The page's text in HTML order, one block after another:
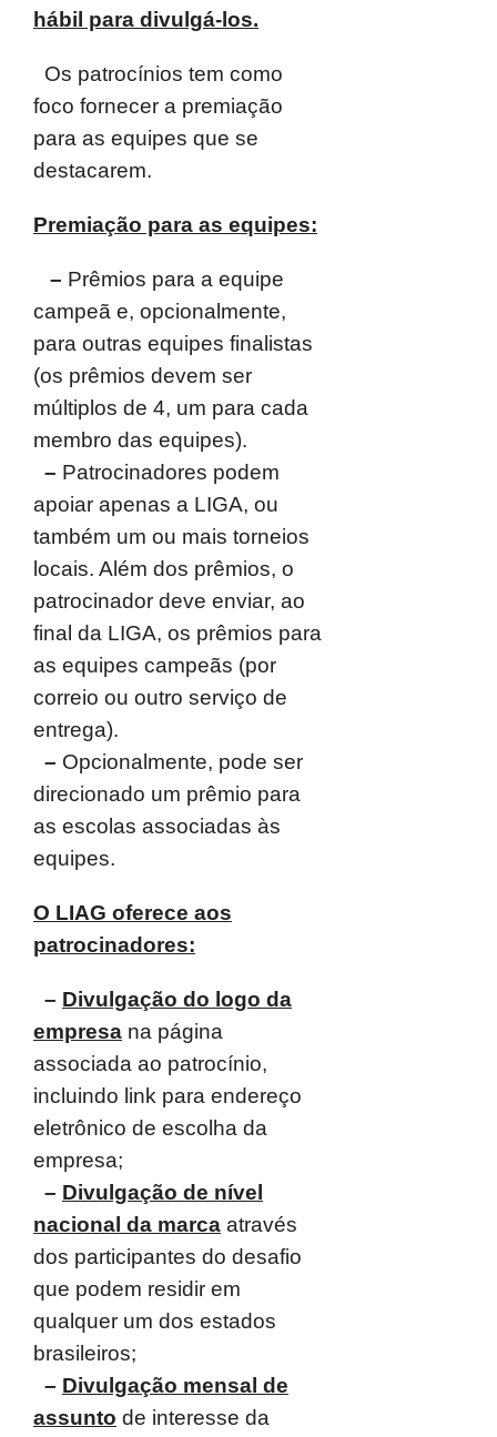
hábil para divulgá-los.
Os patrocínios tem como
foco fornecer a premiação
para as equipes que se
destacarem.
Premiação para as equipes:
– Prêmios para a equipe
campeã e, opcionalmente,
para outras equipes finalistas
(os prêmios devem ser
múltiplos de 4, um para cada
membro das equipes).
– Patrocinadores podem
apoiar apenas a LIGA, ou
também um ou mais torneios
locais. Além dos prêmios, o
patrocinador deve enviar, ao
final da LIGA, os prêmios para
as equipes campeãs (por
correio ou outro serviço de
entrega).
– Opcionalmente, pode ser
direcionado um prêmio para
as escolas associadas às
equipes.
O LIAG oferece aos
patrocinadores:
– Divulgação do logo da
empresa na página
associada ao patrocínio,
incluindo link para endereço
eletrônico de escolha da
empresa;
– Divulgação de nível
nacional da marca através
dos participantes do desafio
que podem residir em
qualquer um dos estados
brasileiros;
– Divulgação mensal de
assunto de interesse da